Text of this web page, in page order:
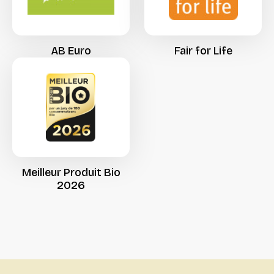
AB Euro Fair for Life
Meilleur Produit Bio
2026